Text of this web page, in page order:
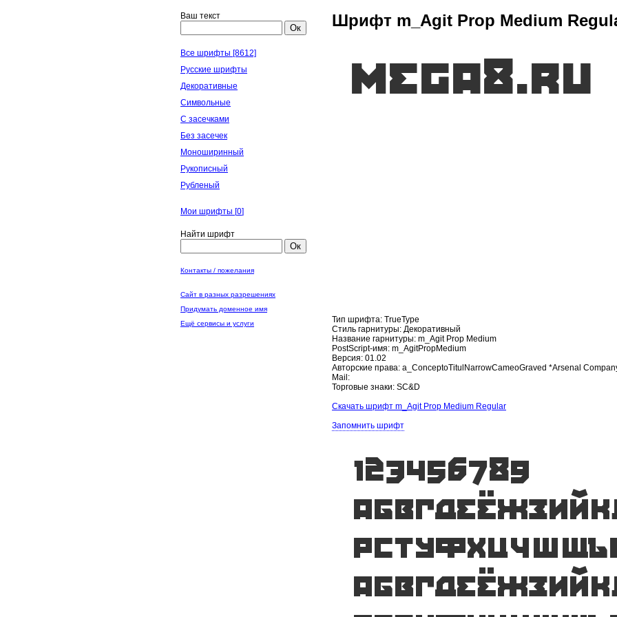
Ваш текст
Ок
Все шрифты [8612]
Русские шрифты
Декоративные
Символьные
С засечками
Без засечек
Моноширинный
Рукописный
Рубленый
Мои шрифты [0]
Найти шрифт
Ок
Контакты / пожелания
Сайт в разных разрешениях
Придумать доменное имя
Ещё сервисы и услуги
Шрифт m_Agit Prop Medium
Тип шрифта: TrueType
Стиль гарнитуры: Декоративный
Название гарнитуры: m_Agit Prop Medium
PostScript-имя: m_AgitPropMedium
Версия: 01.02
Авторские права: a_ConceptoTitulNarrowCameoGraved *Arsenal
Mail:
Торговые знаки: SC&D
Скачать шрифт m_Agit Prop Medium Regular
Запомнить шрифт